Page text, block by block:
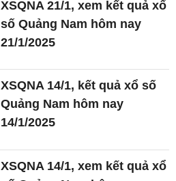
XSQNA 21/1, xem kết quả xổ
số Quảng Nam hôm nay
21/1/2025
XSQNA 14/1, kết quả xổ số
Quảng Nam hôm nay
14/1/2025
XSQNA 14/1, xem kết quả xổ